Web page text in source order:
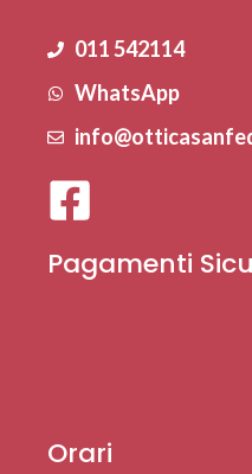
011 542114
WhatsApp
Pagamenti
Orari